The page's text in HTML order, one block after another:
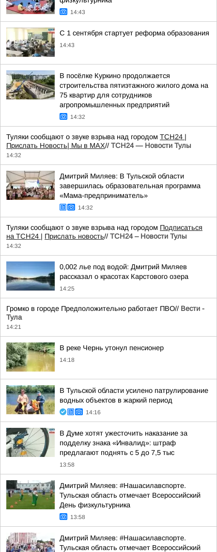
14:43
С 1 сентября стартует реформа образования
14:43
В посёлке Куркино продолжается
строительства пятиэтажного жилого дома на
75 квартир для сотрудников
агропромышленных предприятий
14:32
Туляки сообщают о звуке взрыва над городом ТСН24 |
Прислать Новость| Мы в МАХ// ТСН24 — Новости Тулы
14:32
Дмитрий Миляев: В Тульской области
завершилась образовательная программа
«Мама-предприниматель»
14:32
Туляки сообщают о звуке взрыва над городом Подписаться
на ТСН24 | Прислать новость// ТСН24 – Новости Тулы
14:32
0,002 лье под водой: Дмитрий Миляев
рассказал о красотах Карстового озера
14:25
Громко в городе Предположительно работает ПВО// Вести -
Тула
14:21
В реке Чернь утонул пенсионер
14:18
В Тульской области усилено патрулирование
водных объектов в жаркий период
14:16
В Думе хотят ужесточить наказание за
подделку знака «Инвалид»: штраф
предлагают поднять с 5 до 7,5 тыс
13:58
Дмитрий Миляев: #Нашасилавспорте.
Тульская область отмечает Всероссийский
День физкультурника
13:58
Дмитрий Миляев: #Нашасилавспорте.
Тульская область отмечает Всероссийский